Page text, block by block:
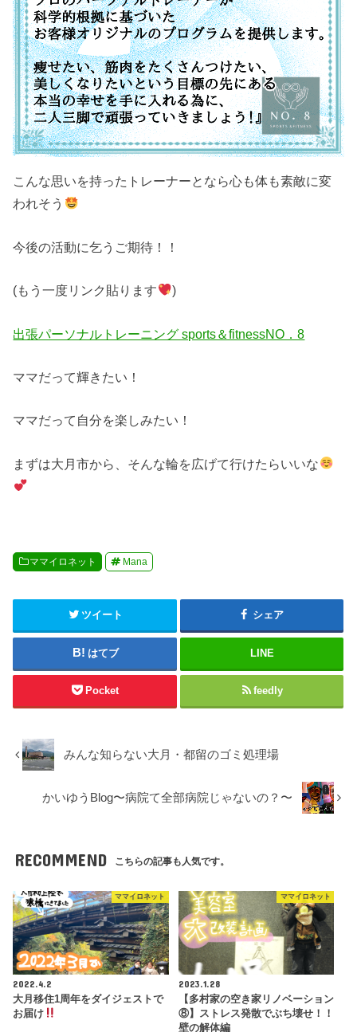
こんな思いを持ったトレーナーとなら心も体も素敵に変
われそう
今後の活動に乞うご期待！！
(もう一度リンク貼ります )
出張パーソナルトレーニング sports＆fitnessNO．8
ママだって輝きたい！
ママだって自分を楽しみたい！
まずは大月市から、そんな輪を広げて行けたらいいな
ママイロネット Mana
ツイート シェア
はてブ LINE
Pocket feedly
みんな知らない大月・都留のゴミ処理場
かいゆうBlog〜病院て全部病院じゃないの？〜
RECOMMEND こちらの記事も人気です。
ママイロネット
2022.4.2
大月移住1周年をダイジェストで
お届け
ママイロネット
2023.1.28
【多村家の空き家リノベーション
⑧】ストレス発散でぶち壊せ！！
壁の解体編